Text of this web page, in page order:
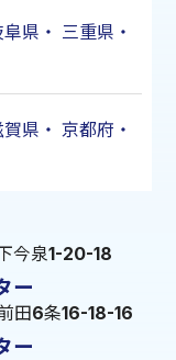
阜県 ・ 三重県 ・
賀県 ・ 京都府 ・
今泉1-20-18
ー
田6条16-18-16
ー